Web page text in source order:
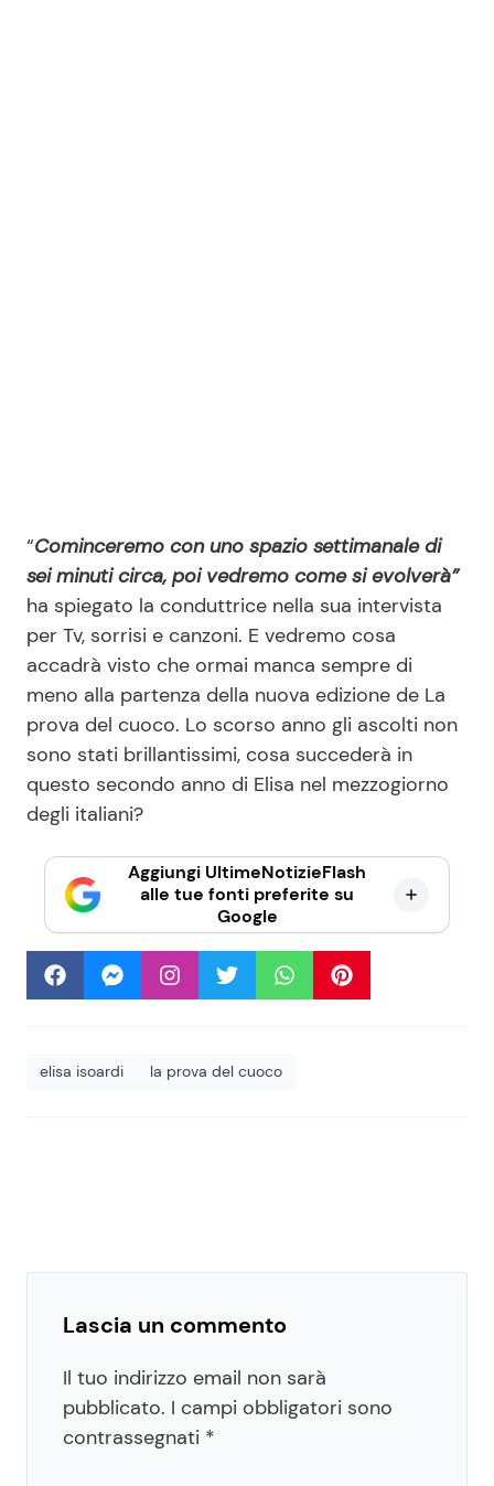
“Cominceremo con uno spazio settimanale di
sei minuti circa, poi vedremo come si evolverà”
ha spiegato la conduttrice nella sua intervista
per Tv, sorrisi e canzoni. E vedremo cosa
accadrà visto che ormai manca sempre di
meno alla partenza della nuova edizione de La
prova del cuoco. Lo scorso anno gli ascolti non
sono stati brillantissimi, cosa succederà in
questo secondo anno di Elisa nel mezzogiorno
degli italiani?
Aggiungi UltimeNotizieFlash
alle tue fonti preferite su
Google
elisa isoardi la prova del cuoco
Lascia un commento
Il tuo indirizzo email non sarà
pubblicato. I campi obbligatori sono
contrassegnati *